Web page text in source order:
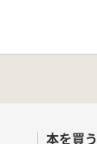
本を買う